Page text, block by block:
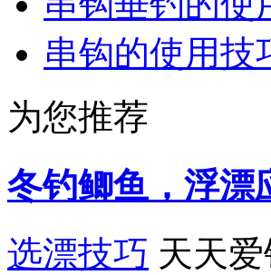
串钩的使用技
为您推荐
冬钓鲫鱼，浮漂
选漂技巧 天天爱